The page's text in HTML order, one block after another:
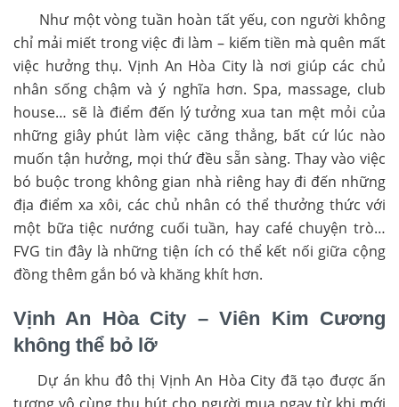
Như một vòng tuần hoàn tất yếu, con người không
chỉ mải miết trong việc đi làm – kiếm tiền mà quên mất
việc hưởng thụ. Vịnh An Hòa City là nơi giúp các chủ
nhân sống chậm và ý nghĩa hơn. Spa, massage, club
house… sẽ là điểm đến lý tưởng xua tan mệt mỏi của
những giây phút làm việc căng thẳng, bất cứ lúc nào
muốn tận hưởng, mọi thứ đều sẵn sàng. Thay vào việc
bó buộc trong không gian nhà riêng hay đi đến những
địa điểm xa xôi, các chủ nhân có thể thưởng thức với
một bữa tiệc nướng cuối tuần, hay café chuyện trò…
FVG tin đây là những tiện ích có thể kết nối giữa cộng
đồng thêm gắn bó và khăng khít hơn.
Vịnh An Hòa City – Viên Kim Cương
không thể bỏ lỡ
Dự án khu đô thị Vịnh An Hòa City đã tạo được ấn